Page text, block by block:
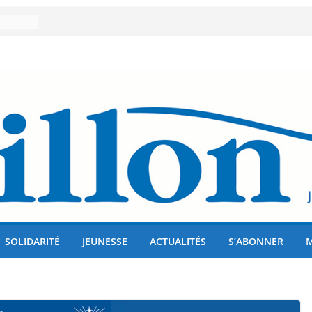
SOLIDARITÉ JEUNESSE ACTUALITÉS S’ABONNER